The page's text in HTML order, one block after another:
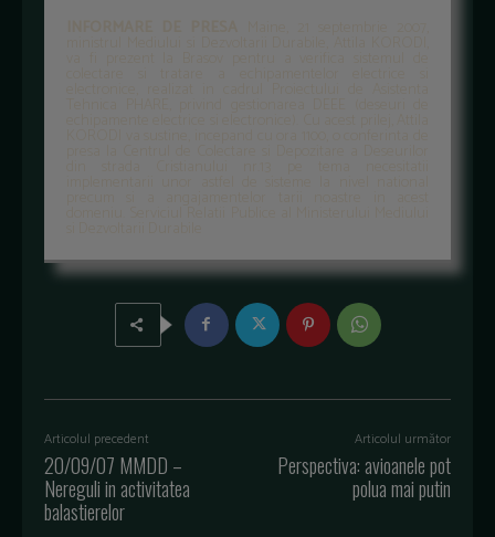
Articolul precedent
20/09/07 MMDD –
Nereguli in activitatea
balastierelor
Articolul următor
Perspectiva: avioanele pot
polua mai putin